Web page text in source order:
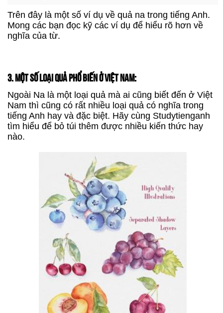
Trên đây là một số ví dụ về quả na trong tiếng Anh.
Mong các bạn đọc kỹ các ví dụ để hiểu rõ hơn về
nghĩa của từ.
3. MỘT SỐ LOẠI QUẢ PHỔ BIẾN Ở VIỆT NAM:
Ngoài Na là một loại quả mà ai cũng biết đến ở Việt
Nam thì cũng có rất nhiều loại quả có nghĩa trong
tiếng Anh hay và đặc biệt. Hãy cùng Studytienganh
tìm hiểu để bỏ túi thêm được nhiều kiến thức hay
nào.